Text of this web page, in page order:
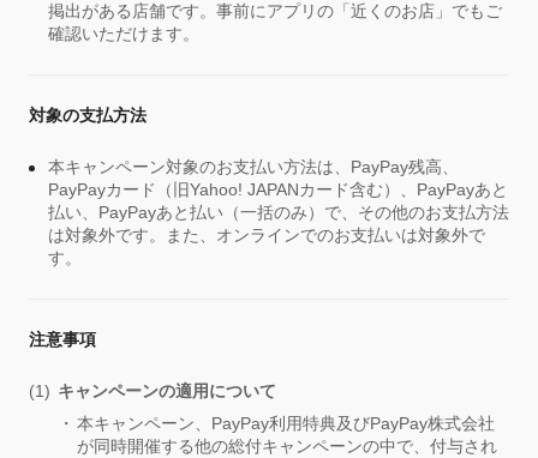
掲出がある店舗です。事前にアプリの「近くのお店」でもご
確認いただけます。
対象の支払方法
本キャンペーン対象のお支払い方法は、PayPay残高、
PayPayカード（旧Yahoo! JAPANカード含む）、PayPayあと
払い、PayPayあと払い（一括のみ）で、その他のお支払方法
は対象外です。また、オンラインでのお支払いは対象外で
す。
注意事項
キャンペーンの適用について
本キャンペーン、PayPay利用特典及びPayPay株式会社
が同時開催する他の総付キャンペーンの中で、付与され